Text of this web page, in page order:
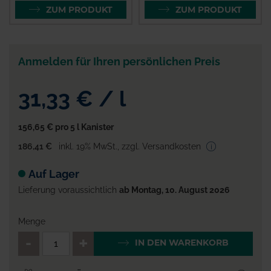
ZUM PRODUKT ZUM PRODUKT
Anmelden für Ihren persönlichen Preis
31,33 € / l
156,65 € pro 5 l Kanister
186,41 €
inkl. 19% MwSt. zzgl. Versandkosten
Auf Lager
Lieferung voraussichtlich ab Montag, 10. August 2026
Menge
QTY_CONTROL_DECREASE
IN DEN WARENKORB